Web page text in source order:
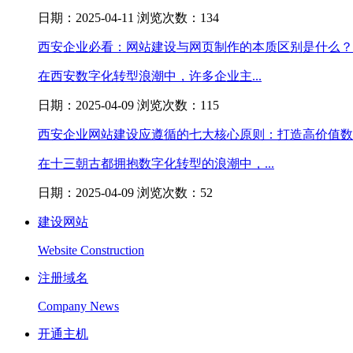
日期：2025-04-11 浏览次数：134
西安企业必看：网站建设与网页制作的本质区别是什么？
在西安数字化转型浪潮中，许多企业主...
日期：2025-04-09 浏览次数：115
西安企业网站建设应遵循的七大核心原则：打造高价值
在十三朝古都拥抱数字化转型的浪潮中，...
日期：2025-04-09 浏览次数：52
建设网站
Website Construction
注册域名
Company News
开通主机